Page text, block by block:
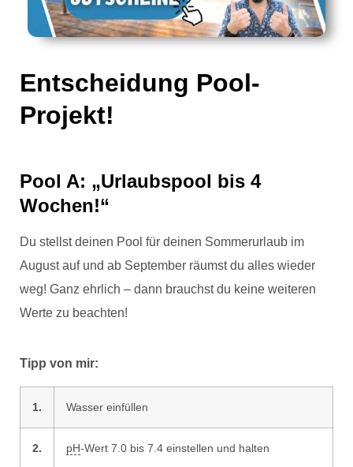
Entscheidung Pool-
Projekt!
Pool A: „Urlaubspool bis 4
Wochen!“
Du stellst deinen Pool für deinen Sommerurlaub im
August auf und ab September räumst du alles wieder
weg! Ganz ehrlich – dann brauchst du keine weiteren
Werte zu beachten!
Tipp von mir:
1. Wasser einfüllen
2. pH-Wert 7.0 bis 7.4 einstellen und halten